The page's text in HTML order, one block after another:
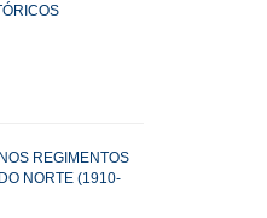
REGIMENTOS
NORTE (1910-